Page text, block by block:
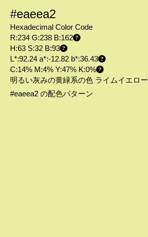
#eaeea2
Hexadecimal Color Code
R:234 G:238 B:162
H:63 S:32 B:93
L*:92.24 a*:-12.82 b*:36.43
C:14% M:4% Y:47% K:0%
明るい灰みの黄緑系の色 ライムイエロー
#eaeea2 の配色パターン